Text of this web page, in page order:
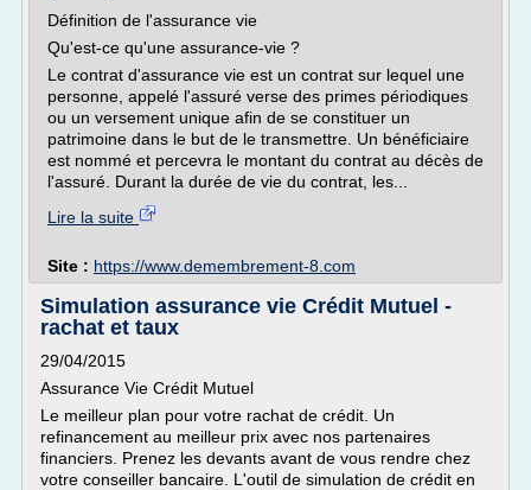
Définition de l'assurance vie
Qu'est-ce qu'une assurance-vie ?
Le contrat d'assurance vie est un contrat sur lequel une
personne, appelé l'assuré verse des primes périodiques
ou un versement unique afin de se constituer un
patrimoine dans le but de le transmettre. Un bénéficiaire
est nommé et percevra le montant du contrat au décès de
l'assuré. Durant la durée de vie du contrat, les...
Lire la suite
Site : https://www.demembrement-8.com
Simulation assurance vie Crédit Mutuel -
rachat et taux
29/04/2015
Assurance Vie Crédit Mutuel
Le meilleur plan pour votre rachat de crédit. Un
refinancement au meilleur prix avec nos partenaires
financiers. Prenez les devants avant de vous rendre chez
votre conseiller bancaire. L'outil de simulation de crédit en